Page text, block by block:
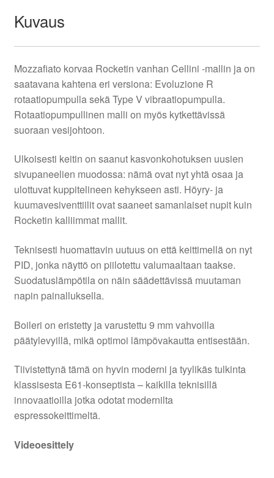
Kuvaus
Mozzafiato korvaa Rocketin vanhan Cellini -mallin ja on
saatavana kahtena eri versiona: Evoluzione R
rotaatiopumpulla sekä Type V vibraatiopumpulla.
Rotaatiopumpullinen malli on myös kytkettävissä
suoraan vesijohtoon.
Ulkoisesti keitin on saanut kasvonkohotuksen uusien
sivupaneelien muodossa: nämä ovat nyt yhtä osaa ja
ulottuvat kuppitelineen kehykseen asti. Höyry- ja
kuumavesiventtiilit ovat saaneet samanlaiset nupit kuin
Rocketin kalliimmat mallit.
Teknisesti huomattavin uutuus on että keittimellä on nyt
PID, jonka näyttö on piilotettu valumaaltaan taakse.
Suodatuslämpötila on näin säädettävissä muutaman
napin painalluksella.
Boileri on eristetty ja varustettu 9 mm vahvoilla
päätylevyillä, mikä optimoi lämpövakautta entisestään.
Tiivistettynä tämä on hyvin moderni ja tyylikäs tulkinta
klassisesta E61-konseptista – kaikilla teknisillä
innovaatioilla jotka odotat modernilta
espressokeittimeltä.
Videoesittely